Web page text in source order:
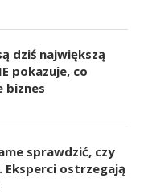
dziś największą
pokazuje, co
biznes
sprawdzić, czy
Eksperci ostrzegają